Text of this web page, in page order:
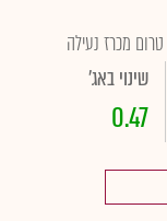
טרום מכרז נעילה
שינוי באג'
0.47